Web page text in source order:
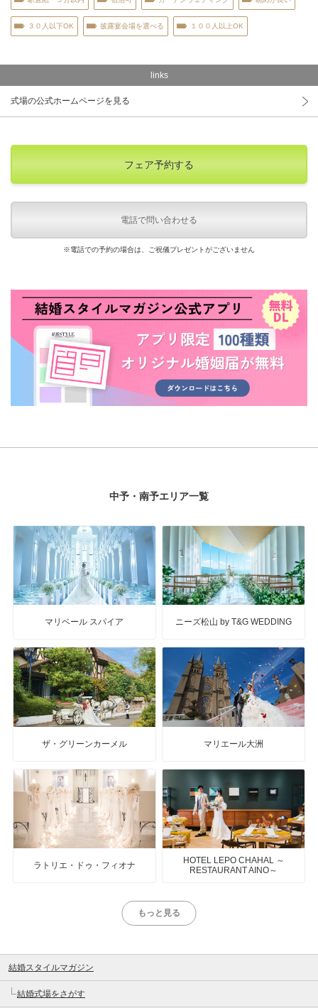
３０人以下OK 披露宴会場を選べる １００人以上OK
links
式場の公式ホームページを見る
フェア予約する
電話で問い合わせる
※電話での予約の場合は、ご祝儀プレゼントがございません
中予・南予エリア一覧
マリベール スパイア ニーズ松山 by T&G WEDDING
ザ・グリーンカーメル マリエール大洲
ラトリエ・ドゥ・フィオナ
HOTEL LEPO CHAHAL ～
RESTAURANT AINO～
もっと見る
結婚スタイルマガジン
結婚式場をさがす